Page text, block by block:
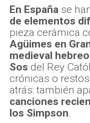
En España se
de elementos
pieza cerámica
Agüimes en
medieval hebreo
Sos del Rey
crónicas o
atrás: también
canciones
los Simpson.